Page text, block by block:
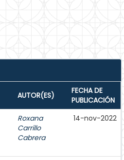
AUTOR(ES)
FECHA DE
PUBLICACIÓN
Roxana
Carrillo
Cabrera
14-nov-2022